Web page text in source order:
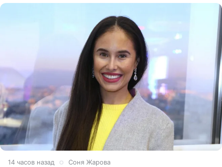
14 часов назад Соня Жарова